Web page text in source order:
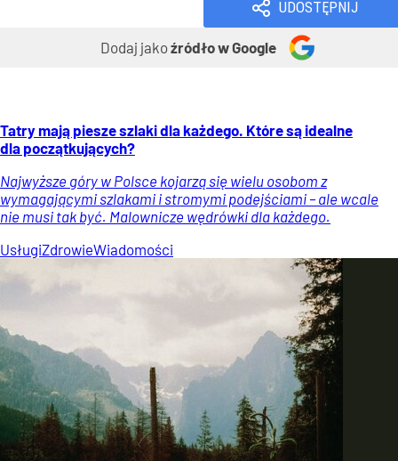
UDOSTĘPNIJ
Dodaj jakoźródło w Google
Tatry mają piesze szlaki dla każdego. Które są idealne
dla początkujących?
Najwyższe góry w Polsce kojarzą się wielu osobom z
wymagającymi szlakami i stromymi podejściami – ale wcale
nie musi tak być. Malownicze wędrówki dla każdego.
UsługiZdrowieWiadomości